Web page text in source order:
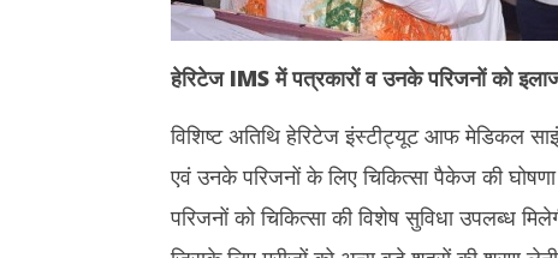
हेरिटेज IMSमें पत्रकारों व उनके परिजनों को
विशिष्ट अतिथि हेरिटेज इंस्टीट्यूट आफ मेडिकल
एवं उनके परिजनों के लिए चिकित्सा पैकेज की
परिजनों को चिकित्सा की विशेष सुविधा उपलब्ध